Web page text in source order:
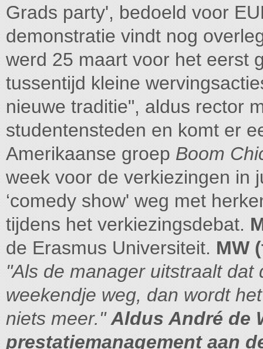
Grads party', bedoeld voor
demonstratie vindt nog
werd 25 maart voor het eerst
tussentijd kleine
nieuwe traditie", aldus rector
studentensteden en komt er
Amerikaanse groep Boom
week voor de verkiezingen in
‘comedy show' weg met
tijdens het verkiezingsdebat.
de Erasmus Universiteit. MW
"Als de manager uitstraalt
weekendje weg, dan wordt
niets meer." Aldus André de
prestatiemanagement aan